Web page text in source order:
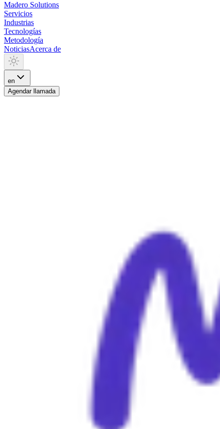
Madero Solutions
Servicios
Industrias
Tecnologías
Metodología
NoticiasAcerca de
en
Agendar llamada